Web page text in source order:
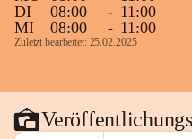
DI
08:00 - 11:00
MI
08:00 - 11:00
Zuletzt bearbeitet: 25.02.2025